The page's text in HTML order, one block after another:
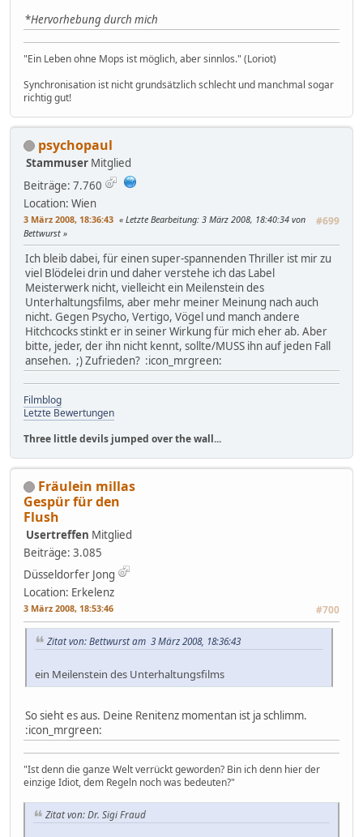
*Hervorhebung durch mich
"Ein Leben ohne Mops ist möglich, aber sinnlos." (Loriot)
Synchronisation ist nicht grundsätzlich schlecht und manchmal sogar
richtig gut!
psychopaul
Stammuser Mitglied
Beiträge: 7.760
Location: Wien
3 März 2008, 18:36:43 #699
Letzte Bearbeitung: 3 März 2008, 18:40:34 von
Bettwurst
Ich bleib dabei, für einen super-spannenden Thriller ist mir zu
viel Blödelei drin und daher verstehe ich das Label
Meisterwerk nicht, vielleicht ein Meilenstein des
Unterhaltungsfilms, aber mehr meiner Meinung nach auch
nicht. Gegen Psycho, Vertigo, Vögel und manch andere
Hitchcocks stinkt er in seiner Wirkung für mich eher ab. Aber
bitte, jeder, der ihn nicht kennt, sollte/MUSS ihn auf jeden Fall
ansehen. ;) Zufrieden? :icon_mrgreen:
Filmblog
Letzte Bewertungen
Three little devils jumped over the wall...
Fräulein millas
Gespür für den
Flush
Usertreffen Mitglied
Beiträge: 3.085
Düsseldorfer Jong
Location: Erkelenz
3 März 2008, 18:53:46 #700
Zitat von: Bettwurst am 3 März 2008, 18:36:43
ein Meilenstein des Unterhaltungsfilms
So sieht es aus. Deine Renitenz momentan ist ja schlimm.
:icon_mrgreen:
"Ist denn die ganze Welt verrückt geworden? Bin ich denn hier der
einzige Idiot, dem Regeln noch was bedeuten?"
Zitat von: Dr. Sigi Fraud